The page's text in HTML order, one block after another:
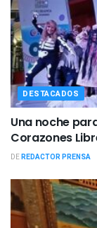
DESTACADOS
Una noche
Corazones
DEREDACTOR PRENSA